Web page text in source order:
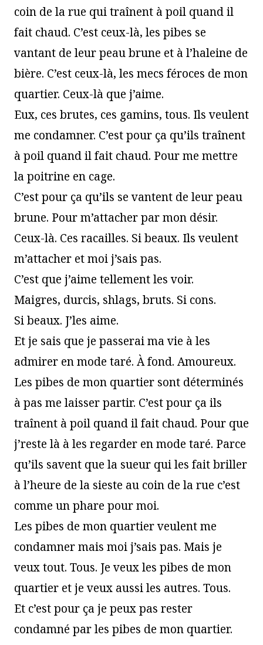
coin de la rue qui traînent à poil quand il
fait chaud. C’est ceux-là, les pibes se
vantant de leur peau brune et à l’haleine de
bière. C’est ceux-là, les mecs féroces de mon
quartier. Ceux-là que j’aime.
Eux, ces brutes, ces gamins, tous. Ils veulent
me condamner. C’est pour ça qu’ils traînent
à poil quand il fait chaud. Pour me mettre
la poitrine en cage.
C’est pour ça qu’ils se vantent de leur peau
brune. Pour m’attacher par mon désir.
Ceux-là. Ces racailles. Si beaux. Ils veulent
m’attacher et moi j’sais pas.
C’est que j’aime tellement les voir.
Maigres, durcis, shlags, bruts. Si cons.
Si beaux. J’les aime.
Et je sais que je passerai ma vie à les
admirer en mode taré. À fond. Amoureux.
Les pibes de mon quartier sont déterminés
à pas me laisser partir. C’est pour ça ils
traînent à poil quand il fait chaud. Pour que
j’reste là à les regarder en mode taré. Parce
qu’ils savent que la sueur qui les fait briller
à l’heure de la sieste au coin de la rue c’est
comme un phare pour moi.
Les pibes de mon quartier veulent me
condamner mais moi j’sais pas. Mais je
veux tout. Tous. Je veux les pibes de mon
quartier et je veux aussi les autres. Tous.
Et c’est pour ça je peux pas rester
condamné par les pibes de mon quartier.